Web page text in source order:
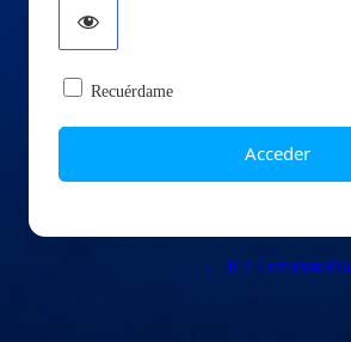
Recuérdame
← Ir a Luzonmedia